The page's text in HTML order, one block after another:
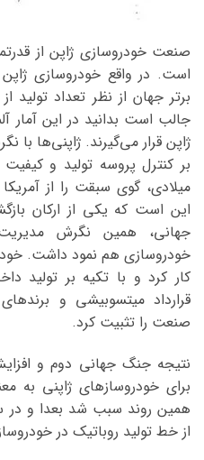
صنعت خودروسازی ژاپن از
است. در واقع خودروسازی ژاپن
جالب است بدانید در این آمار
ژاپن قرار می‌گیرند. ژاپنی‌ها
میلادی، گوی سبقت را از
این است که یکی از ارکان
جهانی، همین نگرش
کار کرد و با تکیه بر تولید
قرارداد میتسوبیشی و
صنعت را تثبیت کرد.
نتیجه جنگ جهانی دوم و
برای خودروسازهای ژاپنی به
از خط تولید روباتیک در